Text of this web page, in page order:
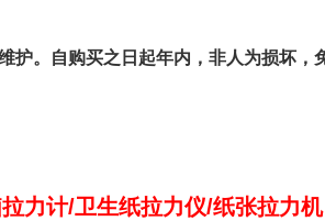
护。自购买之日起年内，非人为损坏，
力计/卫生纸拉力仪/纸张拉力